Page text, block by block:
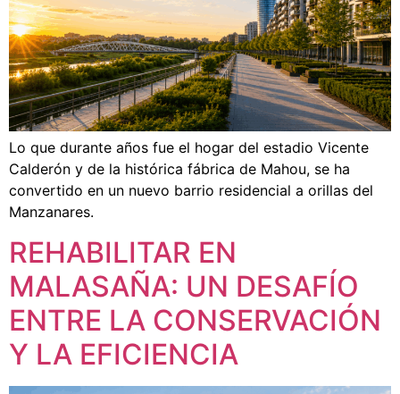
Lo que durante años fue el hogar del estadio Vicente
Calderón y de la histórica fábrica de Mahou, se ha
convertido en un nuevo barrio residencial a orillas del
Manzanares.
REHABILITAR EN
MALASAÑA: UN DESAFÍO
ENTRE LA CONSERVACIÓN
Y LA EFICIENCIA